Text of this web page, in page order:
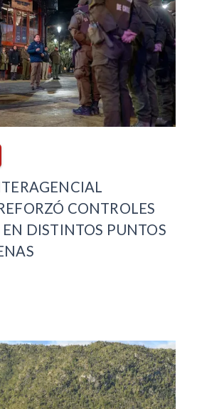
CONTROLES
DISTINTOS PUNTOS